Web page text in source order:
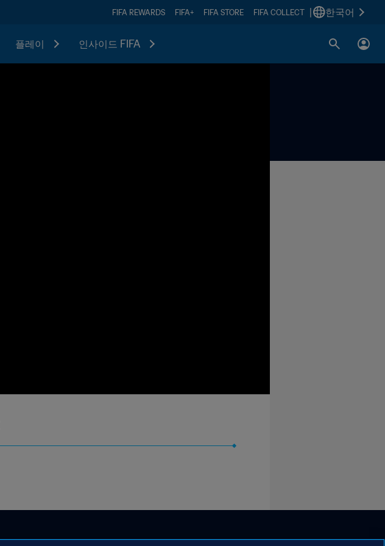
FIFA REWARDS FIFA+ FIFA STORE FIFA COLLECT 한국어
플레이 인사이드 FIFA